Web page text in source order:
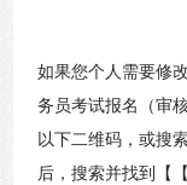
如果您个人需要修
务员考试报名（审
以下二维码，或搜
后，搜索并找到【